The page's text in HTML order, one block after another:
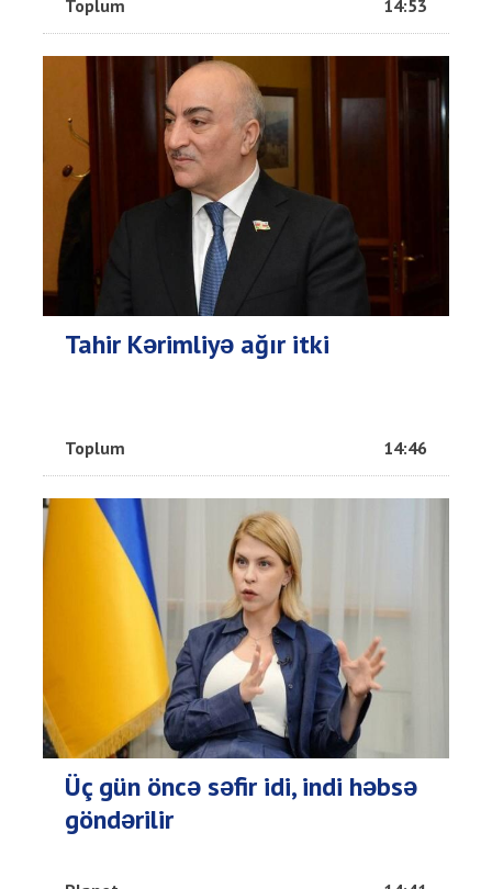
Toplum 14:53
Tahir Kərimliyə ağır itki
Toplum 14:46
Üç gün öncə səfir idi, indi həbsə
göndərilir